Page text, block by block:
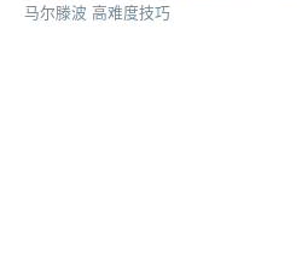
马尔滕波 高难度技巧